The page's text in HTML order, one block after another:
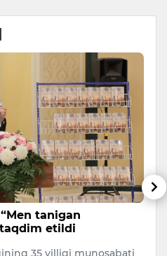
tanigan
etildi
35 yilligi munosabati